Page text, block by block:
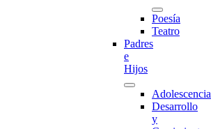
Poesía
Teatro
Padres
e
Hijos
Adolescencia
Desarrollo
y